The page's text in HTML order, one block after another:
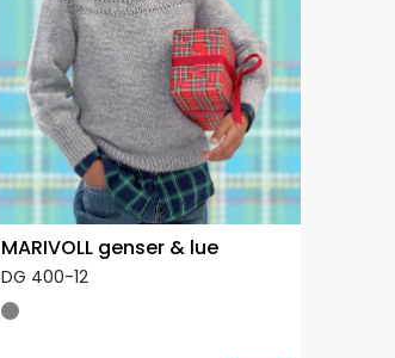
MARIVOLL genser & lue
DG 400-12